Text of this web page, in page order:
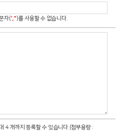
자(',")를 사용할 수 없습니다.
4 개까지 등록할 수 있습니다.(첨부용량 :